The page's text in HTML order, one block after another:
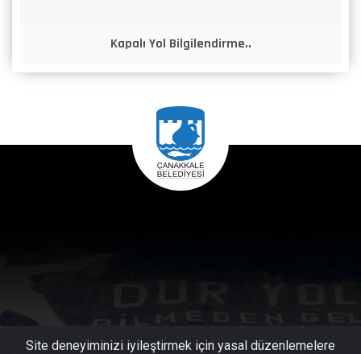
Kapalı Yol Bilgilendirme..
Site deneyiminizi iyileştirmek için yasal düzenlemelere